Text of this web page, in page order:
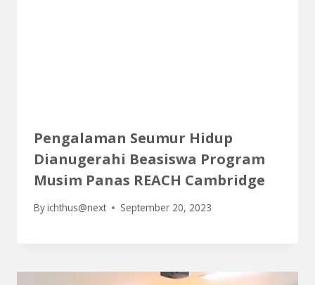
Pengalaman Seumur Hidup
Dianugerahi Beasiswa Program
Musim Panas REACH Cambridge
Byichthus@next September 20, 2023